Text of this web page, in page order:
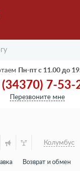
Пн-пт с 11.00 до
(34370) 7-53-
Перезвоните мне
Колумбус
Возврат и обмен